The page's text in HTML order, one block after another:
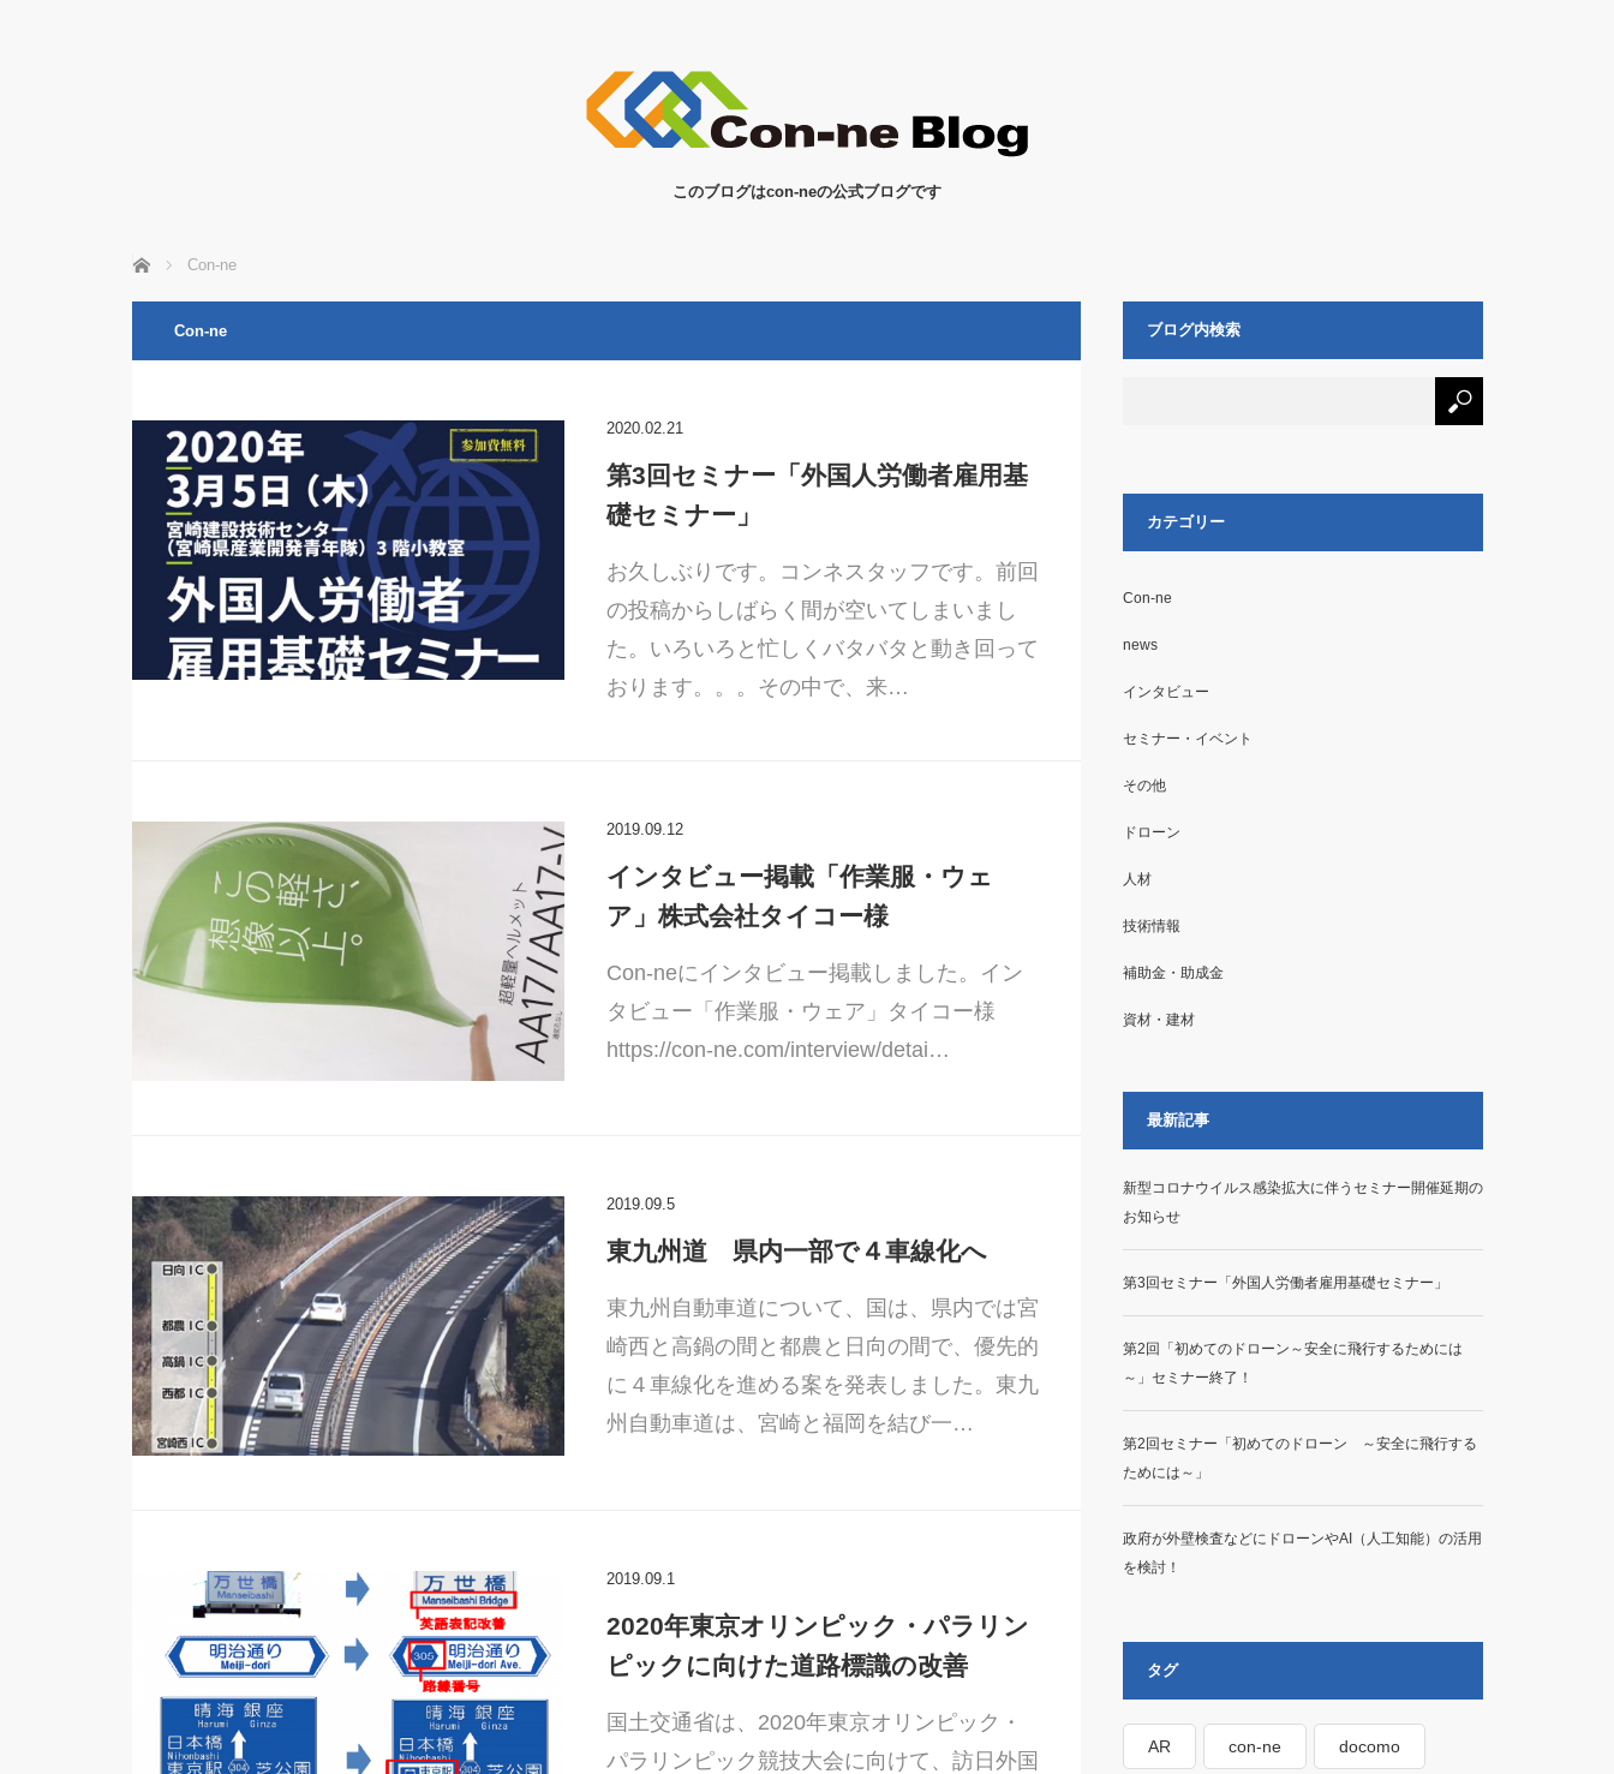
このブログはcon-neの公式ブログです
ホーム Con-ne
Con-ne
2020.02.21
第3回セミナー「外国人労働者雇用基
礎セミナー」
お久しぶりです。コンネスタッフです。前回
の投稿からしばらく間が空いてしまいまし
た。いろいろと忙しくバタバタと動き回って
おります。。。その中で、来…
2019.09.12
インタビュー掲載「作業服・ウェ
ア」株式会社タイコー様
Con-neにインタビュー掲載しました。イン
タビュー「作業服・ウェア」タイコー様
https://con-ne.com/interview/detai…
2019.09.5
東九州道 県内一部で４車線化へ
東九州自動車道について、国は、県内では宮
崎西と高鍋の間と都農と日向の間で、優先的
に４車線化を進める案を発表しました。東九
州自動車道は、宮崎と福岡を結び一…
2019.09.1
2020年東京オリンピック・パラリン
ピックに向けた道路標識の改善
国土交通省は、2020年東京オリンピック・
パラリンピック競技大会に向けて、訪日外国
ブログ内検索
カテゴリー
Con-ne
news
インタビュー
セミナー・イベント
その他
ドローン
人材
技術情報
補助金・助成金
資材・建材
最新記事
新型コロナウイルス感染拡大に伴うセミナー開催延期の
お知らせ
第3回セミナー「外国人労働者雇用基礎セミナー」
第2回「初めてのドローン～安全に飛行するためには
～」セミナー終了！
第2回セミナー「初めてのドローン ～安全に飛行する
ためには～」
政府が外壁検査などにドローンやAI（人工知能）の活用
を検討！
タグ
AR con-ne docomo